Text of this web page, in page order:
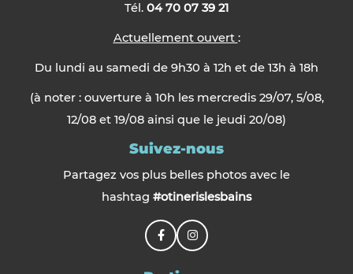
Tél. 04 70 07 39 21
Actuellement ouvert :
Du lundi au samedi de 9h30 à 12h et de 13h à 18h
(à noter : ouverture à 10h les mercredis 29/07, 5/08,
12/08 et 19/08 ainsi que le jeudi 20/08)
Suivez-nous
Partagez vos plus belles photos avec le
hashtag #otinerislesbains